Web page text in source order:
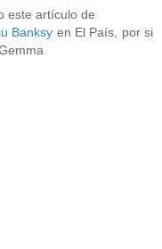
este artículo de
Banksy en El País, por si